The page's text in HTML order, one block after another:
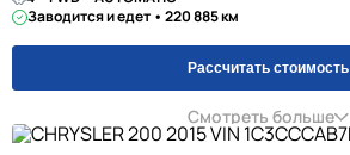
Заводится и едет • 220 885 км
Рассчитать стоимость
Смотреть больше